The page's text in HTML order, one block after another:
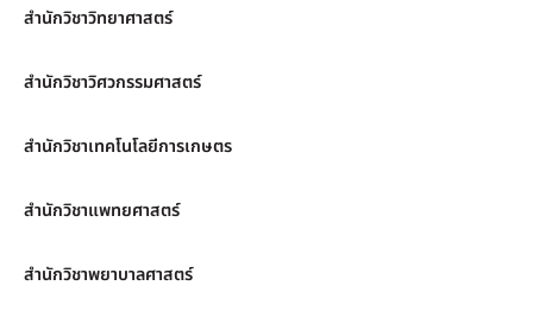
สำนักวิชาวิทยาศาสตร์
สำนักวิชาวิศวกรรมศาสตร์
สำนักวิชาเทคโนโลยีการเกษตร
สำนักวิชาแพทยศาสตร์
สำนักวิชาพยาบาลศาสตร์